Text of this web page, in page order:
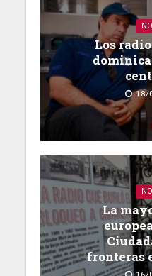
Los
18/
La
fronteras